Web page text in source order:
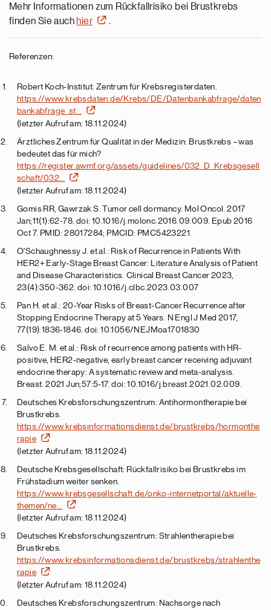
Mehr Informationen zum Rückfallrisiko bei Brustkrebs
finden Sie auch hier .
Referenzen:
Robert Koch-Institut: Zentrum für Krebsregisterdaten.
https://www.krebsdaten.de/Krebs/DE/Datenbankabfrage/daten
bankabfrage_st…
(letzter Aufruf am: 18.11.2024)
Ärztliches Zentrum für Qualität in der Medizin: Brustkrebs – was
bedeutet das für mich?
https://register.awmf.org/assets/guidelines/032_D_Krebsgesell
schaft/032…
(letzter Aufruf am: 18.11.2024)
Gomis RR, Gawrzak S. Tumor cell dormancy. Mol Oncol. 2017
Jan;11(1):62-78. doi: 10.1016/j.molonc.2016.09.009. Epub 2016
Oct 7. PMID: 28017284; PMCID: PMC5423221.
O'Schaughnessy J. et al.: Risk of Recurrence in Patients With
HER2+ Early-Stage Breast Cancer: Literature Analysis of Patient
and Disease Characteristics. Clinical Breast Cancer 2023,
23(4):350-362. doi: 10.1016/j.clbc.2023.03.007
Pan H. et al.: 20-Year Risks of Breast-Cancer Recurrence after
Stopping Endocrine Therapy at 5 Years. N Engl J Med 2017,
77(19):1836-1846. doi: 10.1056/NEJMoa1701830
Salvo E. M. et al.: Risk of recurrence among patients with HR-
positive, HER2-negative, early breast cancer receiving adjuvant
endocrine therapy: A systematic review and meta-analysis.
Breast. 2021 Jun;57:5-17. doi: 10.1016/j.breast.2021.02.009.
Deutsches Krebsforschungszentrum: Antihormontherapie bei
Brustkrebs.
https://www.krebsinformationsdienst.de/brustkrebs/hormonthe
rapie
(letzter Aufruf am: 18.11.2024)
Deutsche Krebsgesellschaft: Rückfallrisiko bei Brustkrebs im
Frühstadium weiter senken.
https://www.krebsgesellschaft.de/onko-internetportal/aktuelle-
themen/ne…
(letzter Aufruf am: 18.11.2024)
Deutsches Krebsforschungszentrum: Strahlentherapie bei
Brustkrebs.
https://www.krebsinformationsdienst.de/brustkrebs/strahlenthe
rapie
(letzter Aufruf am: 18.11.2024)
Deutsches Krebsforschungszentrum: Nachsorge nach